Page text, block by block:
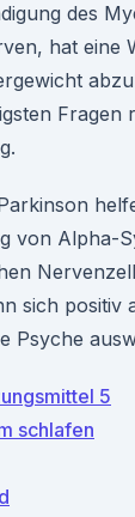
des
hat eine
Fragen
von Alpha-
sich positiv
Psyche
5
schlafen